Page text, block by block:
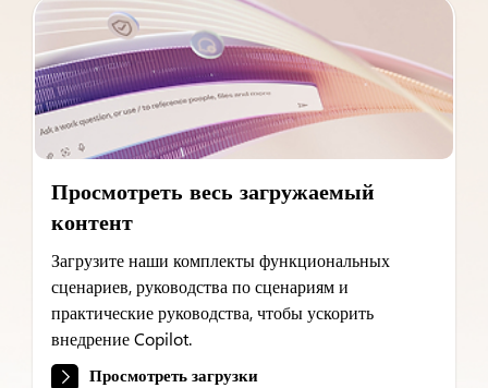
Просмотреть весь загружаемый
контент
Загрузите наши комплекты функциональных
сценариев, руководства по сценариям и
практические руководства, чтобы ускорить
внедрение Copilot.
Просмотреть загрузки